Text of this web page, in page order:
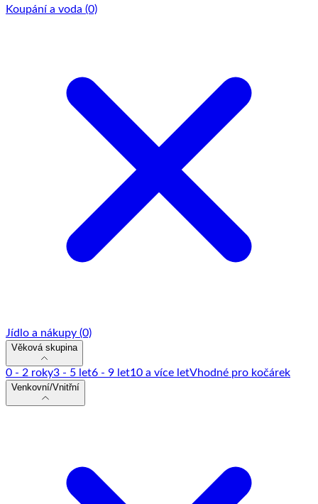
Koupání a voda (0)
Jídlo a nákupy (0)
Věková skupina
0 - 2 roky3 - 5 let6 - 9 let10 a více letVhodné pro kočárek
Venkovní/Vnitřní